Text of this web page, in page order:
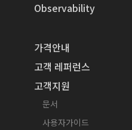
Observability
가격안내
고객 레퍼런스
고객지원
문서
사용자가이드